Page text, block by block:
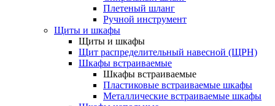
Плетеный шланг
Ручной инструмент
Щиты и шкафы
Щиты и шкафы
Щит распределительный навесной (ЩРН)
Шкафы встраиваемые
Шкафы встраиваемые
Пластиковые встраиваемые шкафы
Металлические встраиваемые шкафы